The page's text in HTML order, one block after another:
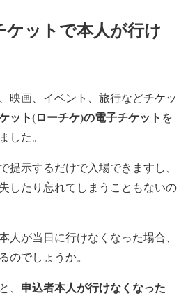
ケットで本人が行け
映画、イベント、旅行などチケッ
ット(ローチケ)の電子チケット を
した。
提示するだけで入場できますし、
したり忘れてしまうこともないの
人が当日に行けなくなった場合、
のでしょうか。
、 申込者本人が行けなくなった